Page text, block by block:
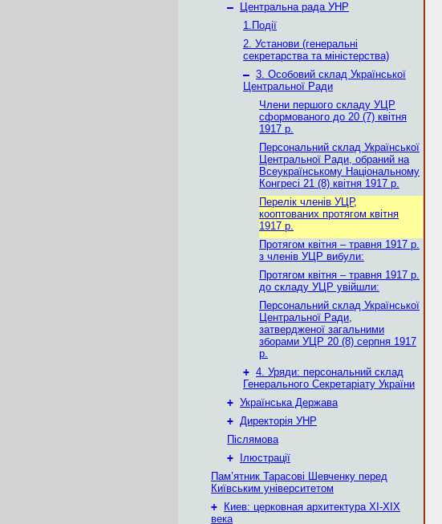
–
Центральна рада УНР
1.Події
2. Установи (генеральні
секретарства та міністерства)
– 3. Особовий склад Української
Центральної Ради
Члени першого складу УЦР
сформованого до 20 (7) квітня
1917 р.
Персональний склад Української
Центральної Ради, обраний на
Всеукраїнському Національному
Конгресі 21 (8) квітня 1917 р.
Перелік членів УЦР,
кооптованих протягом квітня
1917 р.
Протягом квітня – травня 1917 р.
з членів УЦР вибули:
Протягом квітня – травня 1917 р.
до складу УЦР увійшли:
Персональний склад Української
Центральної Ради,
затвердженої загальними
зборами УЦР 20 (8) серпня 1917
р.
+ 4. Уряди: персональний склад
Генерального Секретаріату України
+ Українська Держава
+ Директорія УНР
Післямова
+
Ілюстрації
Пам’ятник Тарасові Шевченку перед
Київським університетом
+
Киев: церковная архитектура XI-XIX
века